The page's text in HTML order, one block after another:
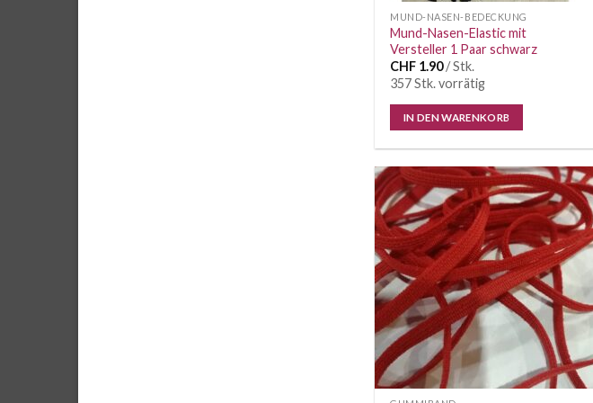
MUND-NASEN-BEDECKUNG
Mund-Nasen-Elastic mit
Versteller 1 Paar schwarz
CHF 1.90/ Stk.
357 Stk. vorrätig
IN DEN WARENKORB
Auf die
Wunschliste